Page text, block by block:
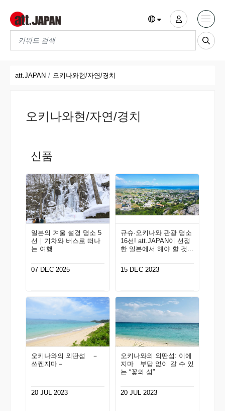
Translations title cont
att.JAPAN 오키나와현/자연/경치
오키나와현/자연/경치
신품
일본의 겨울 설경 명소 5
선｜기차와 버스로 떠나
는 여행
07 DEC 2025
규슈·오키나와 관광 명소
16선! att.JAPAN이 선정
한 일본에서 해야 할 것 1
15 DEC 2023
오키나와의 외딴섬 －
쓰켄지마－
20 JUL 2023
오키나와의 외딴섬: 이에
지마 부담 없이 갈 수 있
는 “꽃의 섬”
20 JUL 2023